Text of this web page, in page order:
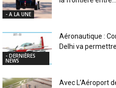
- A LA UNE
- DERNIÈRES
NEWS
Aéronautique :
Delhi va permettre
Avec L’Aéroport